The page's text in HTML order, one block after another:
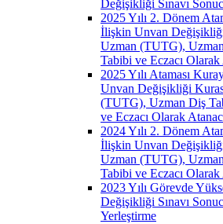
Değişikliği Sınavı
2025 Yılı 2. Dönem
İlişkin Unvan
Uzman (TUTG),
Tabibi ve Eczacı
2025 Yılı Ataması
Unvan Değişikliği
(TUTG), Uzman Diş
ve Eczacı Olarak
2024 Yılı 2. Dönem
İlişkin Unvan
Uzman (TUTG),
Tabibi ve Eczacı
2023 Yılı Görevde
Değişikliği Sınavı
Yerleştirme